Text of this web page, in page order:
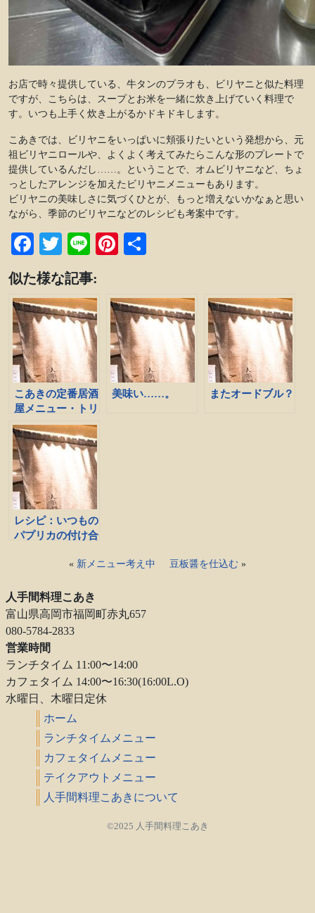
お店で時々提供している、牛タンのプラオも、ビリヤニと似た料理
ですが、こちらは、スープとお米を一緒に炊き上げていく料理で
す。いつも上手く炊き上がるかドキドキします。
こあきでは、ビリヤニをいっぱいに頬張りたいという発想から、元
祖ビリヤニロールや、よくよく考えてみたらこんな形のプレートで
提供しているんだし……。ということで、オムビリヤニなど、ちょ
っとしたアレンジを加えたビリヤニメニューもあります。
ビリヤニの美味しさに気づくひとが、もっと増えないかなぁと思い
ながら、季節のビリヤニなどのレシピも考案中です。
Facebook
TwitterLinePinterest
似た様な記事:
こあきの定番居酒
屋メニュー・トリ
ッパ
美味い……。 またオードブル？
レシピ：いつもの
パプリカの付け合
« 新メニュー考え中 豆板醤を仕込む »
人手間料理こあき
富山県高岡市福岡町赤丸657
080-5784-2833
営業時間
ランチタイム 11:00〜14:00
カフェタイム 14:00〜16:30(16:00L.O)
水曜日、木曜日定休
ホーム
ランチタイムメニュー
カフェタイムメニュー
テイクアウトメニュー
人手間料理こあきについて
©2025 人手間料理こあき